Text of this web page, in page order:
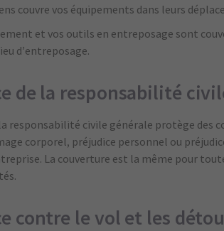
couvre vos équipements dans leurs
et vos outils en entreposage sont
d’entreposage.
de la responsabilité
la responsabilité civile générale protège des
corporel, préjudice personnel ou
La couverture est la même pour
contre le vol et les